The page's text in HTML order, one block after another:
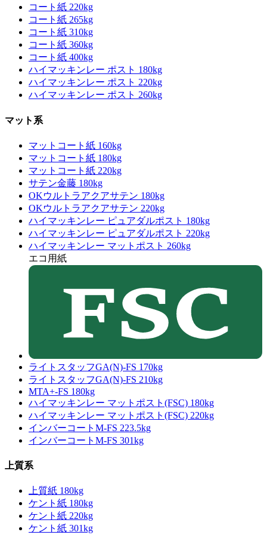
コート紙 220kg
コート紙 265kg
コート紙 310kg
コート紙 360kg
コート紙 400kg
ハイマッキンレー ポスト 180kg
ハイマッキンレー ポスト 220kg
ハイマッキンレー ポスト 260kg
マット系
マットコート紙 160kg
マットコート紙 180kg
マットコート紙 220kg
サテン金藤 180kg
OKウルトラアクアサテン 180kg
OKウルトラアクアサテン 220kg
ハイマッキンレー ピュアダルポスト 180kg
ハイマッキンレー ピュアダルポスト 220kg
ハイマッキンレー マットポスト 260kg
エコ用紙
ライトスタッフGA(N)-FS 170kg
ライトスタッフGA(N)-FS 210kg
MTA+-FS 180kg
ハイマッキンレー マットポスト(FSC) 180kg
ハイマッキンレー マットポスト(FSC) 220kg
インバーコートM-FS 223.5kg
インバーコートM-FS 301kg
上質系
上質紙 180kg
ケント紙 180kg
ケント紙 220kg
ケント紙 301kg